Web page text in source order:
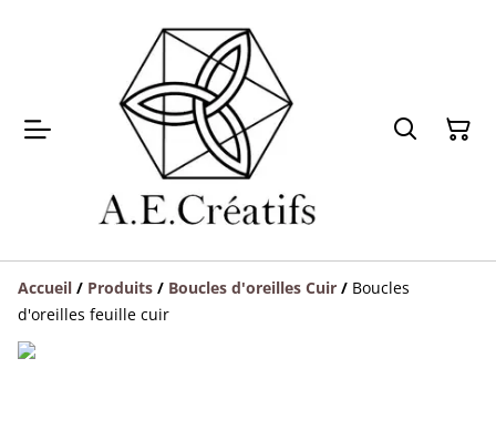
Accueil / Produits / Boucles d'oreilles Cuir / Boucles
d'oreilles feuille cuir